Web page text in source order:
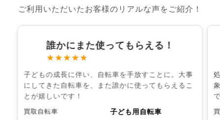
ご利用いただいたお客様のリアルな声をご紹介！
誰かにまた使ってもらえる！
★★★★★
子どもの成長に伴い、自転車を手放すことに。大事
にしてきた自転車を、また誰かに使ってもらえるこ
とが嬉しいです！
買取自転車 子ども用自転車